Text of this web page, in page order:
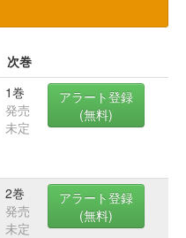
次巻
1巻
発売
未定
アラート登録
(無料)
2巻
発売
未定
アラート登録
(無料)